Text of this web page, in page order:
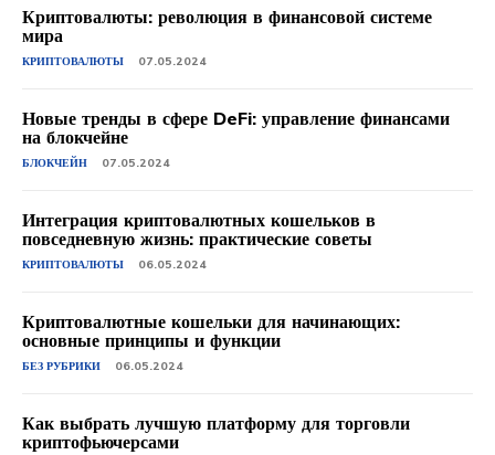
Криптовалюты: революция в финансовой системе
мира
КРИПТОВАЛЮТЫ 07.05.2024
Новые тренды в сфере DeFi: управление финансами
на блокчейне
БЛОКЧЕЙН 07.05.2024
Интеграция криптовалютных кошельков в
повседневную жизнь: практические советы
КРИПТОВАЛЮТЫ 06.05.2024
Криптовалютные кошельки для начинающих:
основные принципы и функции
БЕЗ РУБРИКИ 06.05.2024
Как выбрать лучшую платформу для торговли
криптофьючерсами